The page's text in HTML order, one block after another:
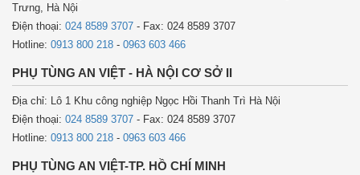
Trưng, Hà Nội
Điện thoại: 024 8589 3707 - Fax: 024 8589 3707
Hotline: 0913 800 218 - 0963 603 466
PHỤ TÙNG AN VIỆT - HÀ NỘI CƠ SỞ II
Địa chỉ: Lô 1 Khu công nghiệp Ngọc Hồi Thanh Trì Hà Nội
Điện thoại: 024 8589 3707 - Fax: 024 8589 3707
Hotline: 0913 800 218 - 0963 603 466
PHỤ TÙNG AN VIỆT-TP. HỒ CHÍ MINH